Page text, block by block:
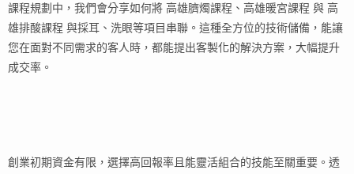
課程規劃中，我們會分享如何將 高雄臍燭課程、高雄暖宮課程 與 高
雄排酸課程 與採耳、洗眼等項目串聯。這種全方位的技術儲備，能讓
您在面對不同需求的客人時，都能提出客製化的解決方案，大幅提升
成交率。
創業初期資金有限，選擇高回報率且能靈活組合的技能至關重要。透